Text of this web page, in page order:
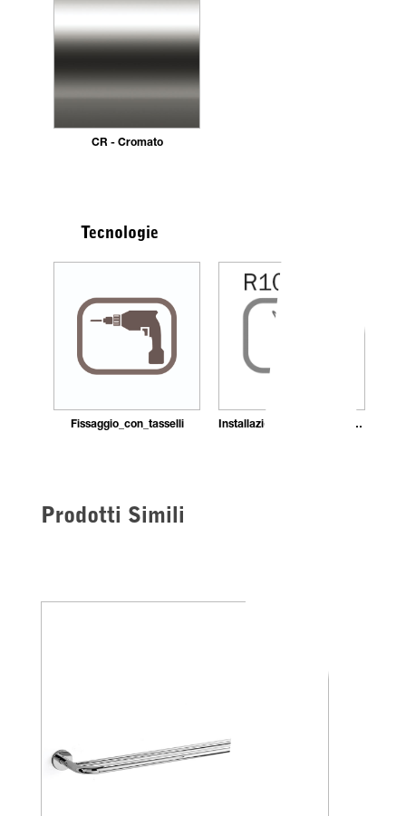
CR - Cromato
Tecnologie
Fissaggio_con_tasselli Installazione_con_adesivo_in_pasta
Prodotti Simili